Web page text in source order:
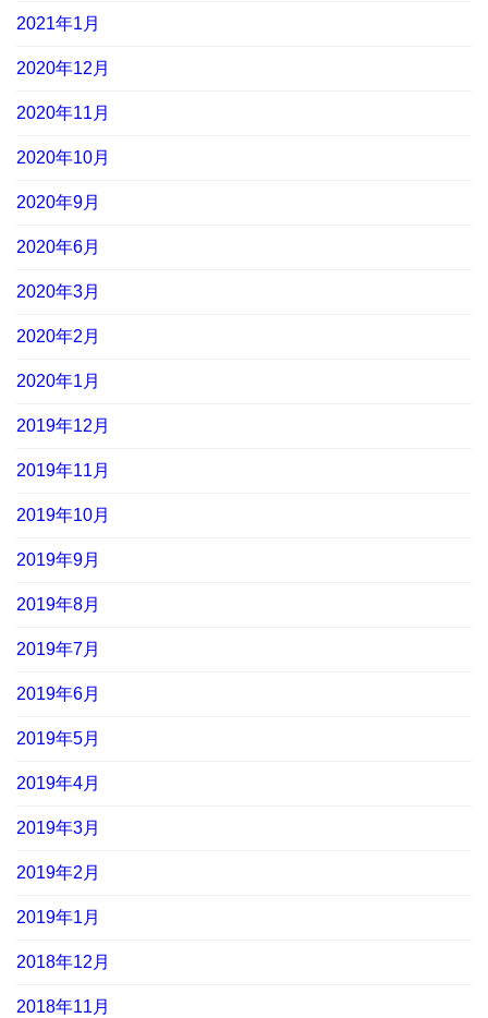
2021年1月
2020年12月
2020年11月
2020年10月
2020年9月
2020年6月
2020年3月
2020年2月
2020年1月
2019年12月
2019年11月
2019年10月
2019年9月
2019年8月
2019年7月
2019年6月
2019年5月
2019年4月
2019年3月
2019年2月
2019年1月
2018年12月
2018年11月